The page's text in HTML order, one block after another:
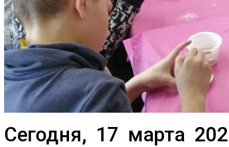
Сегодня, 17 марта